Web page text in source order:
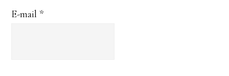
E-mail *